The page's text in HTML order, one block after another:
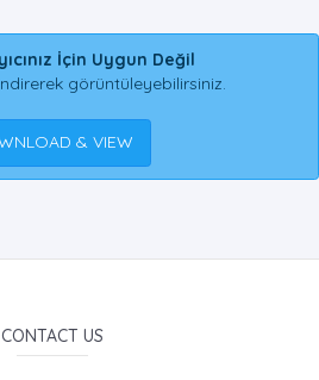
İçin Uygun Değil
görüntüleyebilirsiniz.
& VIEW
CONTACT US